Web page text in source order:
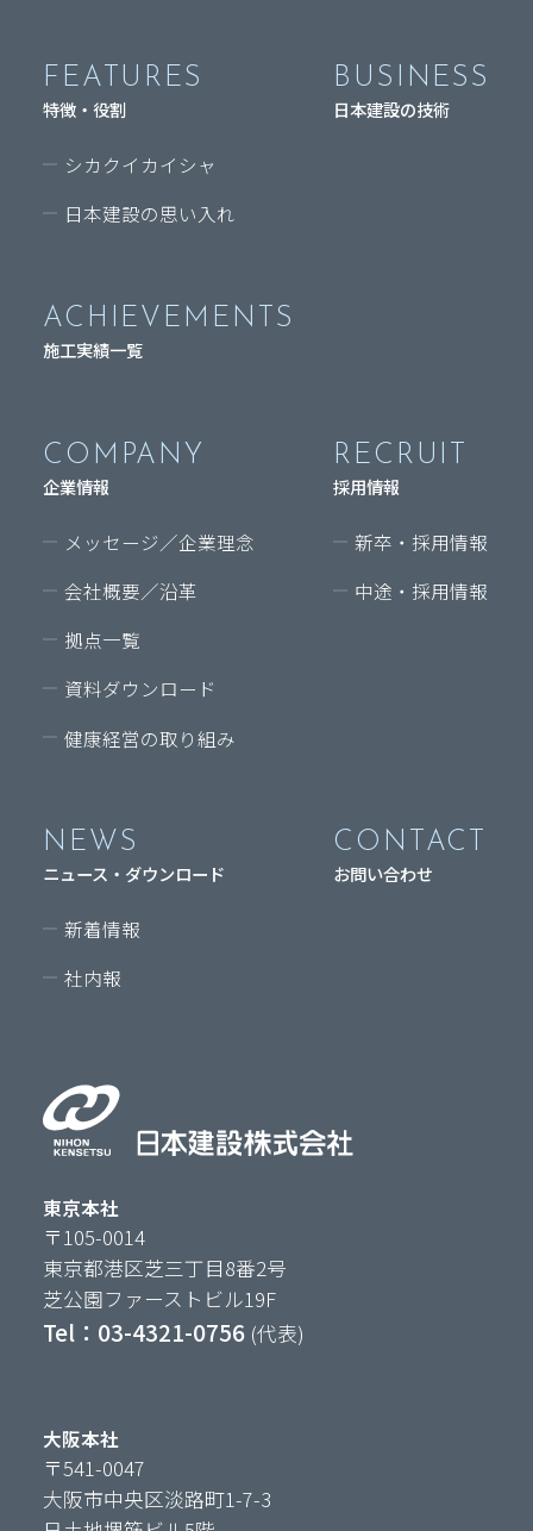
FEATURES
特徴・役割
シカクイカイシャ
日本建設の思い入れ
BUSINESS
日本建設の技術
ACHIEVEMENTS
施工実績一覧
COMPANY
企業情報
メッセージ／企業理念
会社概要／沿革
拠点一覧
資料ダウンロード
健康経営の取り組み
RECRUIT
採用情報
新卒・採用情報
中途・採用情報
NEWS
ニュース・ダウンロード
新着情報
社内報
CONTACT
お問い合わせ
東京本社
〒105-0014
東京都港区芝三丁目8番2号
芝公園ファーストビル19F
Tel：03-4321-0756(代表)
大阪本社
〒541-0047
大阪市中央区淡路町1-7-3